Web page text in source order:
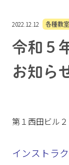
2022.12.12 各種教室
令和５
お知ら
第１西田ビル
インストラ